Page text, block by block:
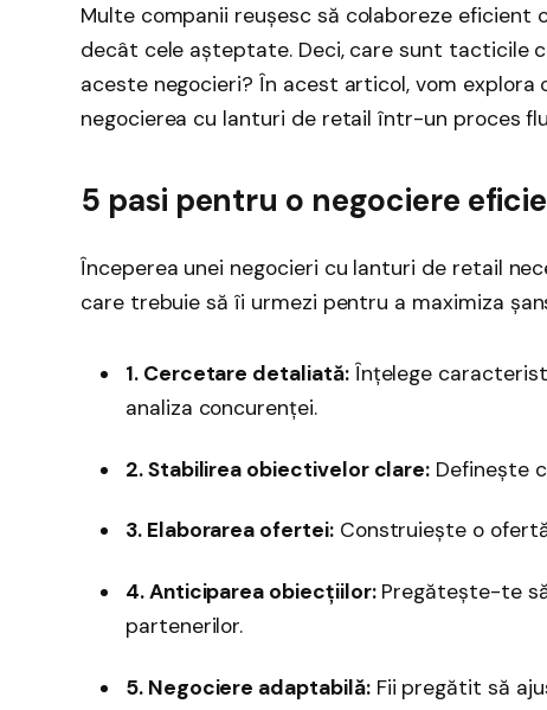
Multe companii reușesc să colaboreze
decât cele așteptate. Deci, care sunt tacticile
aceste negocieri? În acest articol, vom
negocierea cu lanturi de retail într-un proces
5 pasi pentru o negociere
Începerea unei negocieri cu lanturi de retail
care trebuie să îi urmezi pentru a maximiza
1. Cercetare detaliată:Înțelege
analiza concurenței.
2. Stabilirea obiectivelor clare: Definește
3. Elaborarea ofertei:Construiește o
4. Anticiparea obiecțiilor:Pregătește-te
partenerilor.
5. Negociere adaptabilă:Fii pregătit să